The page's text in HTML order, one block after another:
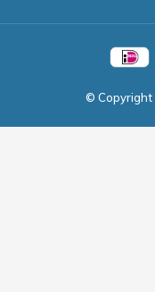
© Copyright